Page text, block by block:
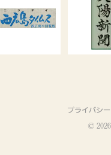
プライバシー
© 2026